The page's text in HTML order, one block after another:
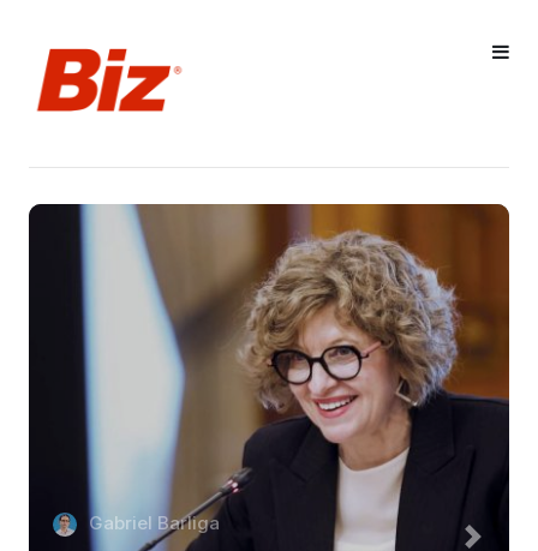
Gabriel Barliga